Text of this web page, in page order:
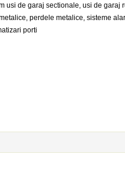
usi de garaj sectionale, usi de
perdele metalice, sisteme
porti